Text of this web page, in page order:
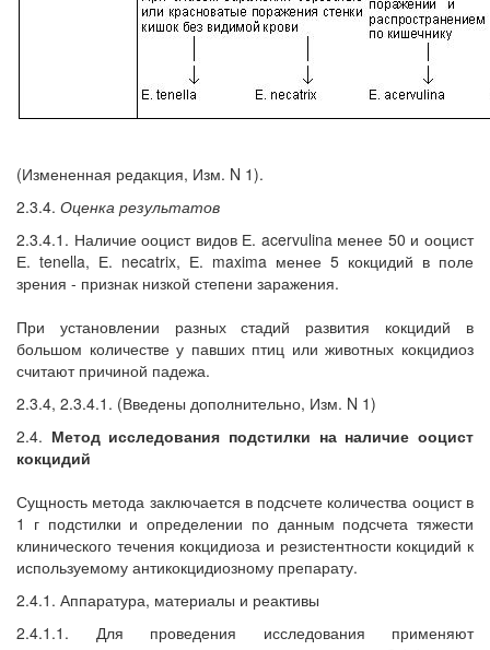
(Измененная редакция, Изм. N 1).
2.3.4. Оценка результатов
2.3.4.1. Наличие ооцист видов Е. acervulina менее 50 и ооцист
Е. tenella, Е. necatrix, Е. maxima менее 5 кокцидий в поле
зрения - признак низкой степени заражения.
При установлении разных стадий развития кокцидий в
большом количестве у павших птиц или животных кокцидиоз
считают причиной падежа.
2.3.4, 2.3.4.1. (Введены дополнительно, Изм. N 1)
2.4. Метод исследования подстилки на наличие ооцист
кокцидий
Сущность метода заключается в подсчете количества ооцист в
1 г подстилки и определении по данным подсчета тяжести
клинического течения кокцидиоза и резистентности кокцидий к
используемому антикокцидиозному препарату.
2.4.1. Аппаратура, материалы и реактивы
2.4.1.1. Для проведения исследования применяют